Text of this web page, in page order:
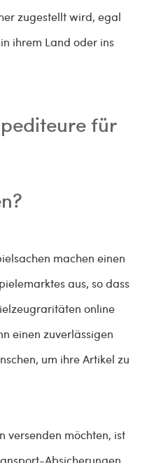
zugestellt wird, egal
ihrem Land oder ins
für
machen einen
aus, so dass
online
einen zuverlässigen
um ihre Artikel zu
versenden möchten, ist
Absicherungen